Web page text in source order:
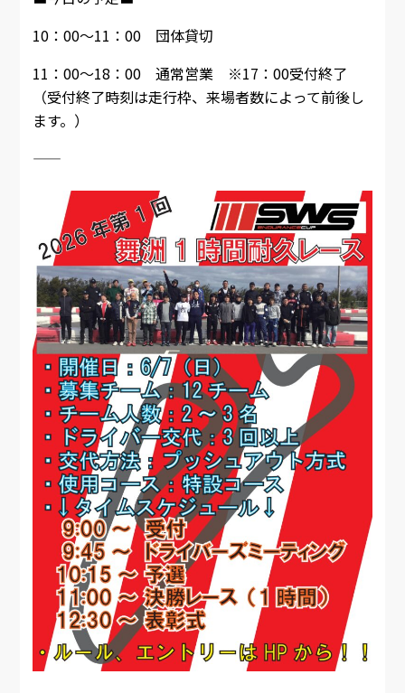
10：00～11：00 団体貸切
11：00～18：00 通常営業 ※17：00受付終了
（受付終了時刻は走行枠、来場者数によって前後し
ます。）
――――――――――――――――――――